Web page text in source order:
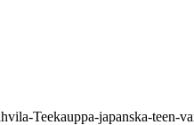
Teekauppa-japanska-teen-